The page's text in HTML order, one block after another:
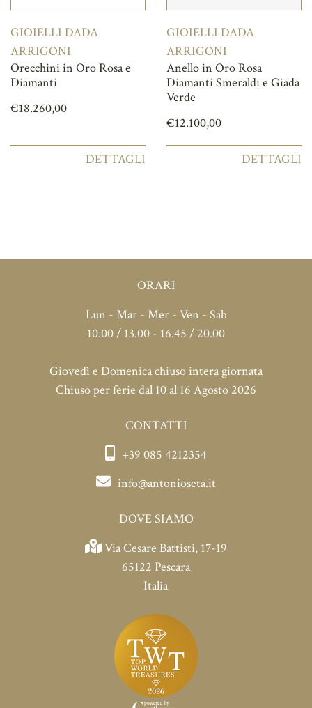
GIOIELLI DADA
ARRIGONI
Orecchini in Oro Rosa e
Diamanti
€18.260,00
DETTAGLI
GIOIELLI DADA
ARRIGONI
Anello in Oro Rosa
Diamanti Smeraldi e Giada
Verde
€12.100,00
DETTAGLI
ORARI
Lun - Mar - Mer - Ven - Sab
10.00 / 13.00 - 16.45 / 20.00
Giovedì e Domenica chiuso intera giornata
Chiuso per ferie dal 10 al 16 Agosto 2026
CONTATTI
+39 085 4212354
info@antonioseta.it
DOVE SIAMO
Via Cesare Battisti, 17-19
65122 Pescara
Italia